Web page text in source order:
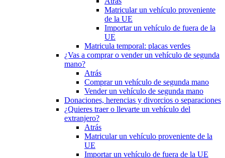
Matricular un vehículo proveniente
de la UE
Importar un vehículo de fuera de la
UE
Matricula temporal: placas verdes
¿Vas a comprar o vender un vehículo de segunda
mano?
Atrás
Comprar un vehículo de segunda mano
Vender un vehículo de segunda mano
Donaciones, herencias y divorcios o separaciones
¿Quieres traer o llevarte un vehículo del
extranjero?
Atrás
Matricular un vehículo proveniente de la
UE
Importar un vehículo de fuera de la UE